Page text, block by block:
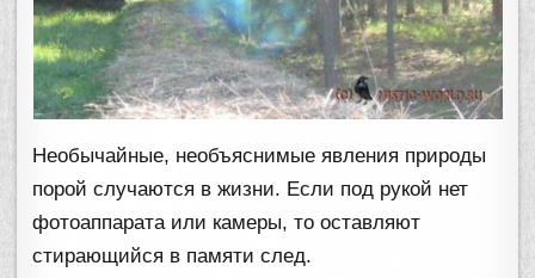
Необычайные, необъяснимые явления природы
порой случаются в жизни. Если под рукой нет
фотоаппарата или камеры, то оставляют
стирающийся в памяти след.